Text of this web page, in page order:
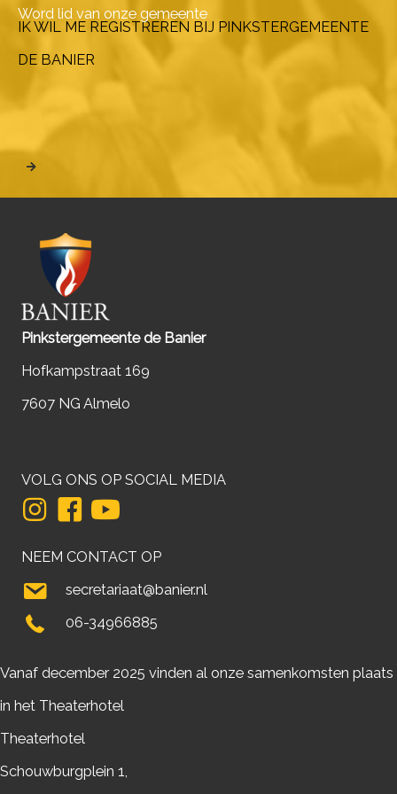
Word lid van onze gemeente
IK WIL ME REGISTREREN BIJ PINKSTERGEMEENTE
DE BANIER
Pinkstergemeente de Banier
Hofkampstraat 169
7607 NG Almelo
VOLG ONS OP SOCIAL MEDIA
NEEM CONTACT OP
secretariaat@banier.nl
06-34966885
Vanaf december 2025 vinden al onze samenkomsten plaats
in het Theaterhotel
Theaterhotel
Schouwburgplein 1,